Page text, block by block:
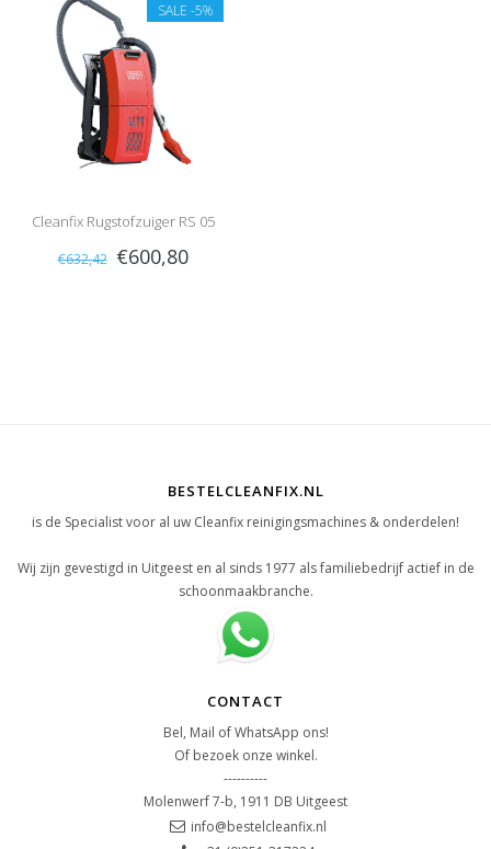
SALE -5%
Cleanfix Rugstofzuiger RS 05
€632,42 €600,80
BESTELCLEANFIX.NL
is de Specialist voor al uw Cleanfix reinigingsmachines & onderdelen!
Wij zijn gevestigd in Uitgeest en al sinds 1977 als familiebedrijf actief in de
schoonmaakbranche.
CONTACT
Bel, Mail of WhatsApp ons!
Of bezoek onze winkel.
----------
Molenwerf 7-b, 1911 DB Uitgeest
info@bestelcleanfix.nl